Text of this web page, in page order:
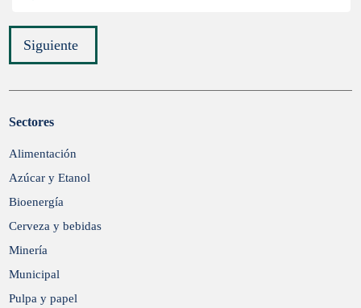
Siguiente
Enviar
Sectores
Alimentación
Azúcar y Etanol
Bioenergía
Cerveza y bebidas
Minería
Municipal
Pulpa y papel